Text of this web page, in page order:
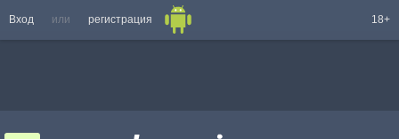
Вход или регистрация 18+